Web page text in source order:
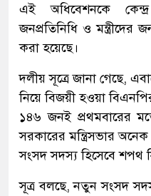
এই অধিবেশনকে
জনপ্রতিনিধি ও মন্ত্রীদের
করা হয়েছে।
দলীয় সূত্রে জানা গেছে,
নিয়ে বিজয়ী হওয়া
১৪৬ জনই প্রথমবারের
সরকারের মন্ত্রিসভার অনেক
সংসদ সদস্য হিসেবে শপথ
সূত্র বলছে, নতুন সংসদ সদস্য